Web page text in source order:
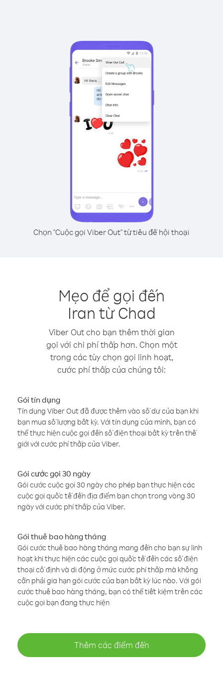
Chọn "Cuộc gọi Viber Out" từ tiêu đề hội thoại
Mẹo để gọi đến
Iran từ Chad
Viber Out cho bạn thêm thời gian
gọi với chi phí thấp hơn. Chọn một
trong các tùy chọn gọi linh hoạt,
cước phí thấp của chúng tôi:
Gói tín dụng
Tín dụng Viber Out đã được thêm vào số dư của bạn khi
bạn mua số lượng bất kỳ. Với tín dụng của mình, bạn có
thể thực hiện cuộc gọi đến số điện thoại bất kỳ trên thế
giới với cước phí thấp của Viber.
Gói cước gọi 30 ngày
Gói cước cuộc gọi 30 ngày cho phép bạn thực hiện các
cuộc gọi quốc tế đến địa điểm bạn chọn trong vòng 30
ngày với cước phí thấp của Viber.
Gói thuê bao hàng tháng
Gói cước thuê bao hàng tháng mang đến cho bạn sự linh
hoạt khi thực hiện các cuộc gọi quốc tế đến các số điện
thoại cố định và di động ở mức cước phí thấp mà không
cần phải gia hạn gói cước của bạn bất kỳ lúc nào. Với gói
cước thuê bao hàng tháng, bạn có thể tiết kiệm trên các
cuộc gọi bạn đang thực hiện
Thêm các điểm đến